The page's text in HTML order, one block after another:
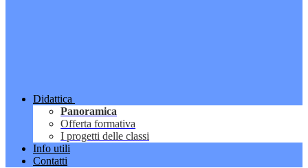
Didattica
Panoramica
Offerta formativa
I progetti delle classi
Info utili
Contatti